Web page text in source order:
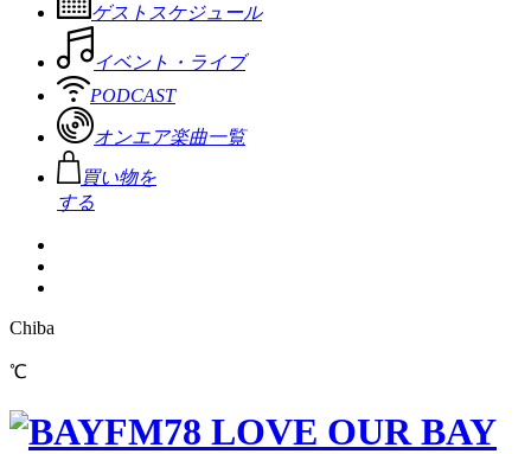
ゲストスケジュール
イベント・ライブ
PODCAST
オンエア楽曲一覧
買い物を
する
Chiba
℃